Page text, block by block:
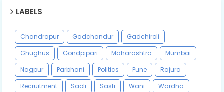
LABELS
Chandrapur Gadchandur
Gadchiroli
Ghughus
Gondpipari Maharashtra
Mumbai
Nagpur
Parbhani Politics Pune
Rajura
Recruitment
Saoli Sasti Wani
Wardha